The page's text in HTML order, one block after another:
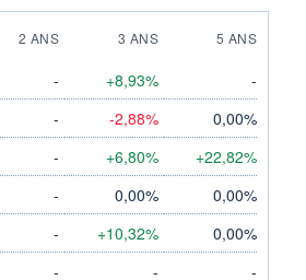
2 ANS 3 ANS 5 ANS
- +8,93%
-
- -2,88%
0,00%
- +6,80%
+22,82%
- 0,00%
0,00%
- +10,32%
0,00%
- -
-